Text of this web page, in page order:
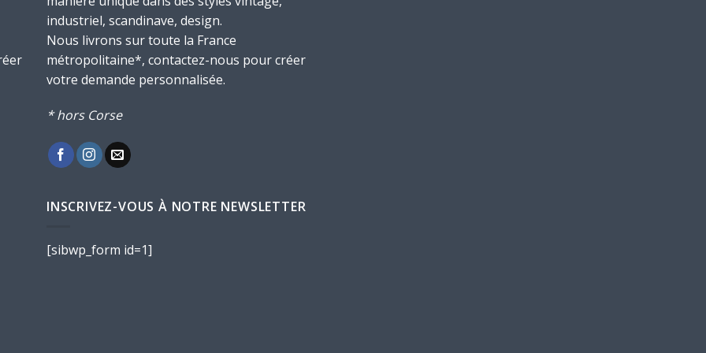
industriel, scandinave, design.
Nous livrons sur toute la France
métropolitaine*, contactez-nous pour créer
votre demande personnalisée.
* hors Corse
INSCRIVEZ-VOUS À NOTRE NEWSLETTER
[sibwp_form id=1]